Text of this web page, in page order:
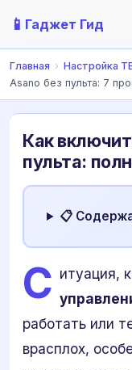
📱 Гаджет Гид
Главная › Настройка
Asano без пульта: 7
Как
пульта:
📋
С итуация,
работать или
врасплох,